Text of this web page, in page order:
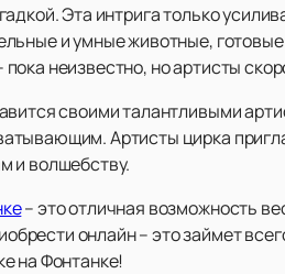
Эта интрига только
и умные животные,
неизвестно, но артисты
своими талантливыми
Артисты цирка
и волшебству.
– это отличная возможность
онлайн – это займет
на Фонтанке!